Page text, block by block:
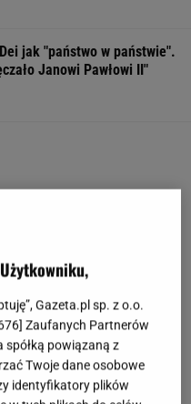
jak "państwo w państwie".
Janowi Pawłowi II"
Gazeta.pl sp. z o.o.
] Zaufanych Partnerów
spółką powiązaną z
Twoje dane osobowe
identyfikatory plików